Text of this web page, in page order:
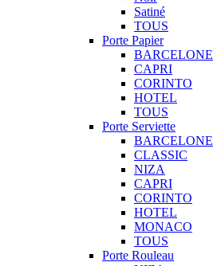
Satiné
TOUS
Porte Papier
BARCELONE
CAPRI
CORINTO
HOTEL
TOUS
Porte Serviette
BARCELONE
CLASSIC
NIZA
CAPRI
CORINTO
HOTEL
MONACO
TOUS
Porte Rouleau